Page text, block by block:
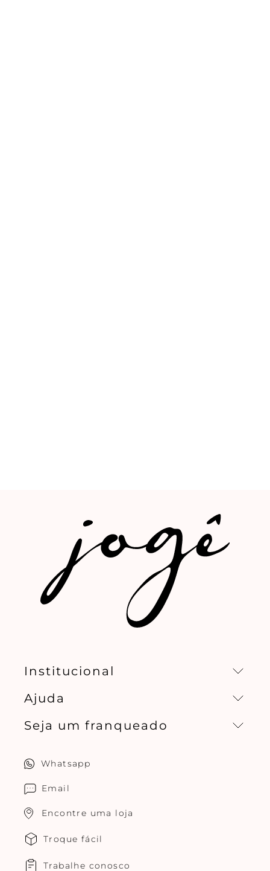
Institucional
Missão, visão e valores
Ajuda
Central de relacionamento
Seja um franqueado
Whatsapp
Email
Encontre uma loja
Troque fácil
Trabalhe conosco